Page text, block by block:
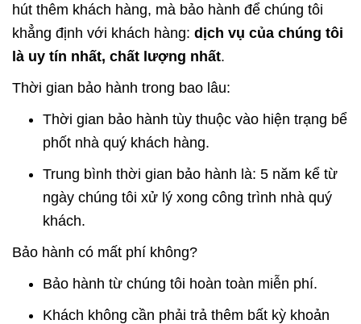
hút thêm khách hàng, mà bảo hành để chúng tôi
khẳng định với khách hàng: dịch vụ của chúng tôi
là uy tín nhất, chất lượng nhất.
Thời gian bảo hành trong bao lâu:
Thời gian bảo hành tùy thuộc vào hiện trạng bể
phốt nhà quý khách hàng.
Trung bình thời gian bảo hành là: 5 năm kể từ
ngày chúng tôi xử lý xong công trình nhà quý
khách.
Bảo hành có mất phí không?
Bảo hành từ chúng tôi hoàn toàn miễn phí.
Khách không cần phải trả thêm bất kỳ khoản